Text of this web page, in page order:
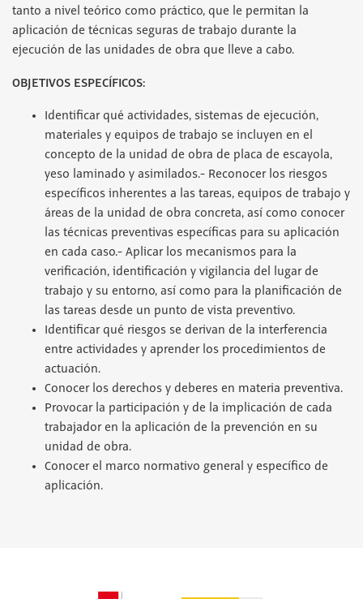
tanto a nivel teórico como práctico, que le permitan la
aplicación de técnicas seguras de trabajo durante la
ejecución de las unidades de obra que lleve a cabo.
OBJETIVOS ESPECÍFICOS:
Identificar qué actividades, sistemas de ejecución,
materiales y equipos de trabajo se incluyen en el
concepto de la unidad de obra de placa de escayola,
yeso laminado y asimilados.- Reconocer los riesgos
específicos inherentes a las tareas, equipos de trabajo y
áreas de la unidad de obra concreta, así como conocer
las técnicas preventivas específicas para su aplicación
en cada caso.- Aplicar los mecanismos para la
verificación, identificación y vigilancia del lugar de
trabajo y su entorno, así como para la planificación de
las tareas desde un punto de vista preventivo.
Identificar qué riesgos se derivan de la interferencia
entre actividades y aprender los procedimientos de
actuación.
Conocer los derechos y deberes en materia preventiva.
Provocar la participación y de la implicación de cada
trabajador en la aplicación de la prevención en su
unidad de obra.
Conocer el marco normativo general y específico de
aplicación.